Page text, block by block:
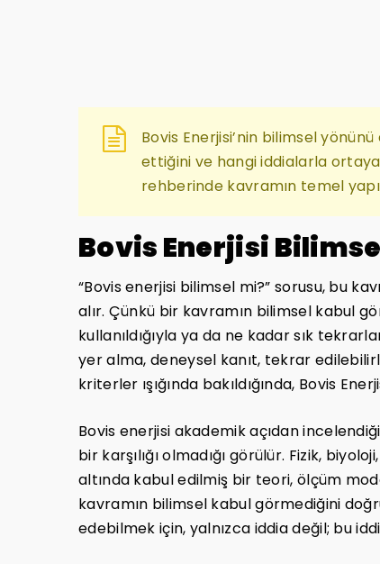
Bovis Enerjisi’nin bilimsel
ettiğini ve hangi iddialarla ortaya
rehberinde kavramın temel
Bovis Enerjisi
“Bovis enerjisi bilimsel mi?” sorusu, bu
alır. Çünkü bir kavramın bilimsel kabul
kullanıldığıyla ya da ne kadar sık
yer alma, deneysel kanıt, tekrar
kriterler ışığında bakıldığında, Bovis
Bovis enerjisi akademik açıdan
bir karşılığı olmadığı görülür. Fizik,
altında kabul edilmiş bir teori, ölçüm
kavramın bilimsel kabul görmediğini
edebilmek için, yalnızca iddia değil; bu